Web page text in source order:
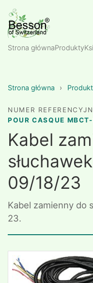
Strona głównaProdukty
Strona główna ›
NUMER
POUR CASQUE
Kabel
09/18/23
Kabel zamienny do
23.